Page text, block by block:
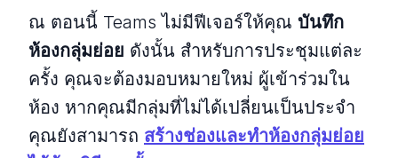
ณ ตอนนี้ Teams ไม่มีฟีเจอร์ให้คุณ บันทึก
ห้องกลุ่มย่อย ดังนั้น สำหรับการประชุมแต่ละ
ครั้ง คุณจะต้องมอบหมายใหม่ ผู้เข้าร่วมใน
ห้อง หากคุณมีกลุ่มที่ไม่ได้เปลี่ยนเป็นประจำ
คุณยังสามารถ สร้างช่องและทำห้องกลุ่มย่อย